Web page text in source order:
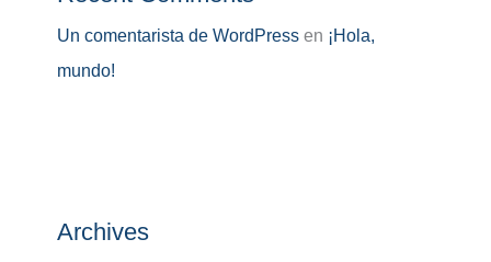
Un comentarista de WordPress en ¡Hola,
mundo!
Archives